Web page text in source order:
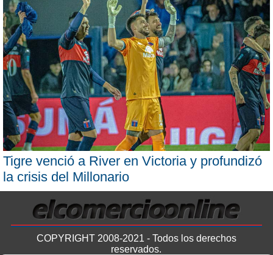
Tigre venció a River en Victoria y profundizó
la crisis del Millonario
COPYRIGHT 2008-2021 - Todos los derechos
reservados.